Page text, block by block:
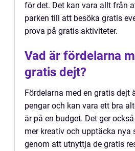
för det. Det kan vara allt från
parken till att besöka gratis
prova på gratis aktiviteter.
Vad är fördelarna
gratis dejt?
Fördelarna med en gratis dejt
pengar och kan vara ett bra
är på en budget. Det ger
mer kreativ och upptäcka nya
genom att utnyttja de gratis